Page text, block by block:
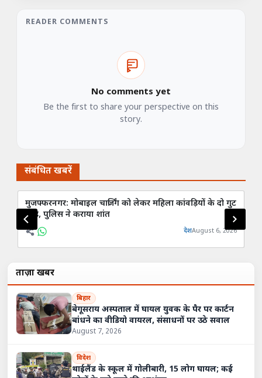
READER COMMENTS
No comments yet
Be the first to share your perspective on this
story.
संबंधित खबरें
मुजफ्फरनगर: मोबाइल चार्जिंग को लेकर महिला कांवड़ियों के दो गुट
भिड़े, पुलिस ने कराया शांत
देशAugust 6, 2026
ताज़ा खबरें
बिहार
बेगूसराय अस्पताल में घायल युवक के पैर पर कार्टन
बांधने का वीडियो वायरल, संसाधनों पर उठे सवाल
August 7, 2026
विदेश
थाईलैंड के स्कूल में गोलीबारी, 15 लोग घायल; कई